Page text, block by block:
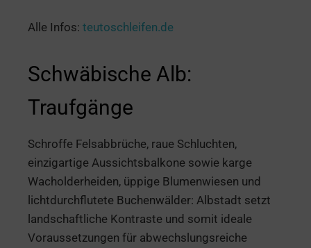
Alle Infos: teutoschleifen.de
Schwäbische Alb:
Traufgänge
Schroffe Felsabbrüche, raue Schluchten,
einzigartige Aussichtsbalkone sowie karge
Wacholderheiden, üppige Blumenwiesen und
lichtdurchflutete Buchenwälder: Albstadt setzt
landschaftliche Kontraste und somit ideale
Voraussetzungen für abwechslungsreiche